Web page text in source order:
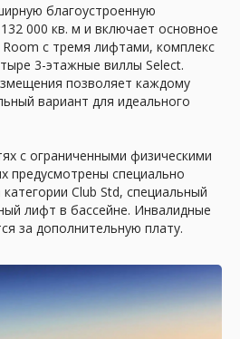
благоустроенную
000 кв. м и включает основное
с тремя лифтами, комплекс
3-этажные виллы Select.
позволяет каждому
вариант для идеального
с ограниченными физическими
предусмотрены специально
Club Std, специальный
лифт в бассейне. Инвалидные
за дополнительную плату.